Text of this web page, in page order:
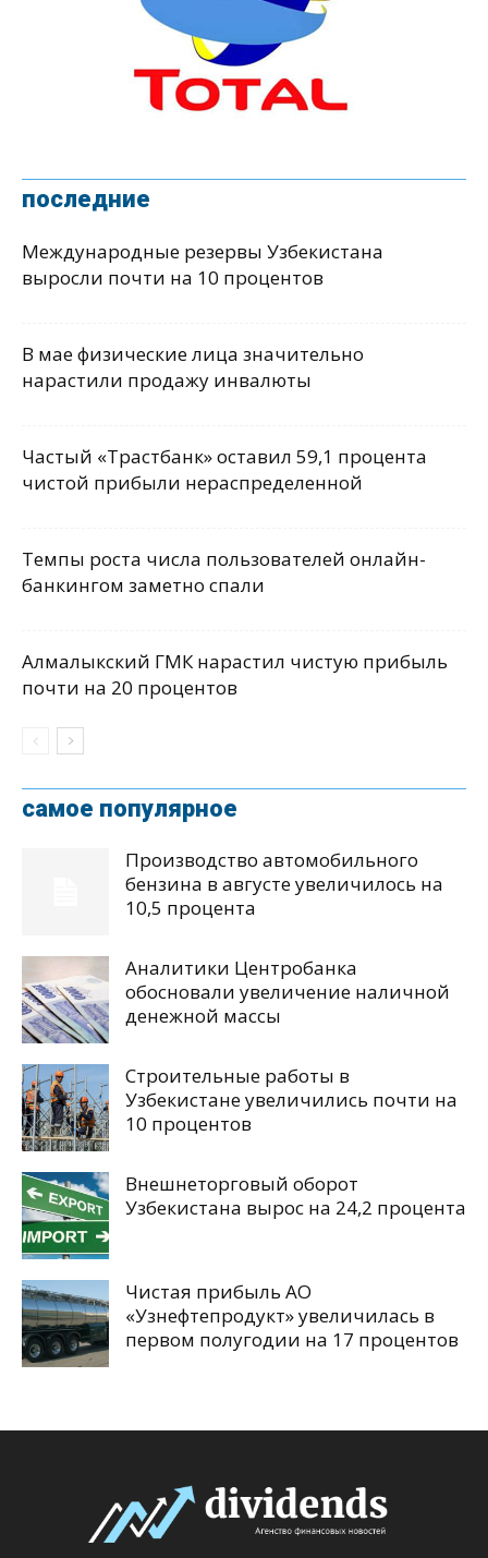
последние
Международные резервы Узбекистана
выросли почти на 10 процентов
В мае физические лица значительно
нарастили продажу инвалюты
Частый «Трастбанк» оставил 59,1 процента
чистой прибыли нераспределенной
Темпы роста числа пользователей онлайн-
банкингом заметно спали
Алмалыкский ГМК нарастил чистую прибыль
почти на 20 процентов
самое популярное
Производство автомобильного
бензина в августе увеличилось на
10,5 процента
Аналитики Центробанка
обосновали увеличение наличной
денежной массы
Строительные работы в
Узбекистане увеличились почти на
10 процентов
Внешнеторговый оборот
Узбекистана вырос на 24,2 процента
Чистая прибыль АО
«Узнефтепродукт» увеличилась в
первом полугодии на 17 процентов